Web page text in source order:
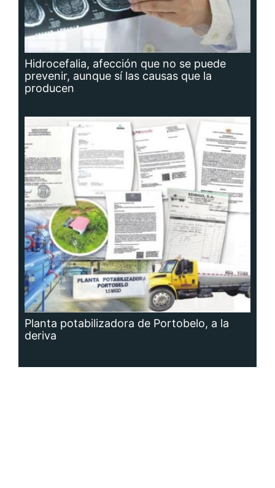
Hidrocefalia, afección que no se puede
prevenir, aunque sí las causas que la
producen
Planta potabilizadora de Portobelo, a la
deriva